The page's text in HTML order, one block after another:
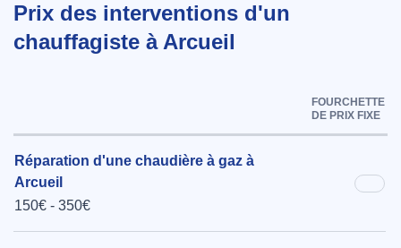
Prix des interventions d'un
chauffagiste à Arcueil
FOURCHETTE
DE PRIX FIXE
Réparation d'une chaudière à gaz à
Arcueil
150€ - 350€